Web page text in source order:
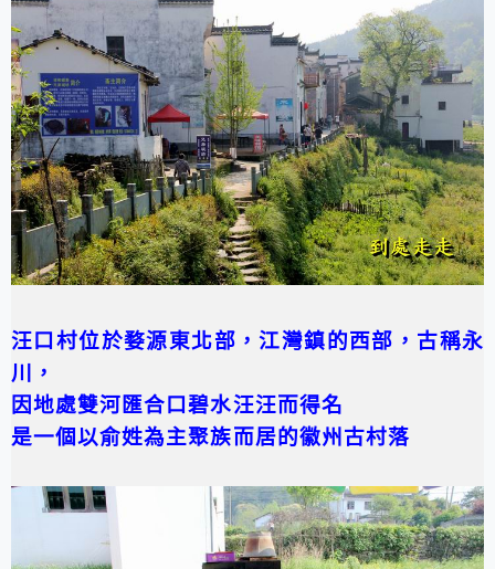
汪口村位於婺源東北部，江灣鎮的西部，古稱永
川，
因地處雙河匯合口碧水汪汪而得名
是一個以俞姓為主聚族而居的徽州古村落